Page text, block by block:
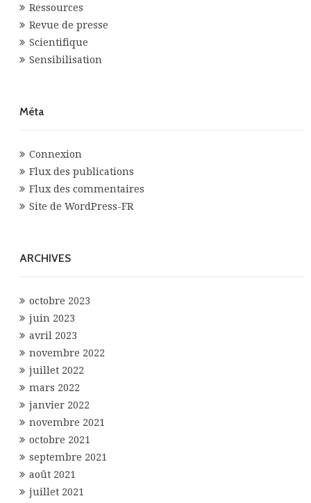
Ressources
Revue de presse
Scientifique
Sensibilisation
Méta
Connexion
Flux des publications
Flux des commentaires
Site de WordPress-FR
ARCHIVES
octobre 2023
juin 2023
avril 2023
novembre 2022
juillet 2022
mars 2022
janvier 2022
novembre 2021
octobre 2021
septembre 2021
août 2021
juillet 2021